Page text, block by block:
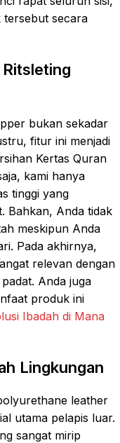
tersebut secara
bukan sekadar
fitur ini menjadi
Kertas Quran
kami hanya
tinggi yang
Bahkan, Anda tidak
meskipun Anda
Pada akhirnya,
relevan dengan
Anda juga
produk ini
Ibadah di Mana
Lingkungan
leather
utama pelapis luar.
sangat mirip